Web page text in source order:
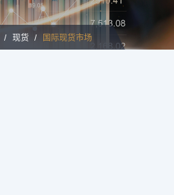
现货 国际现货市场